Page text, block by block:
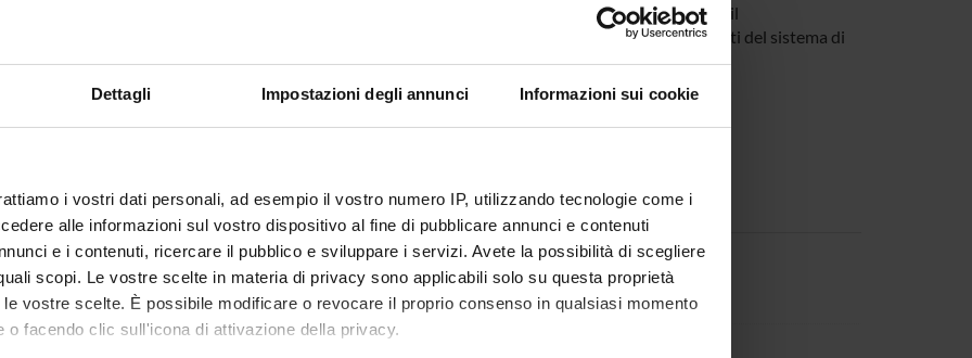
Dettagli Impostazioni degli annunci Informazioni sui cookie
i vostri dati personali, ad esempio il vostro numero IP, utilizzando tecnologie come i
alle informazioni sul vostro dispositivo al fine di pubblicare annunci e contenuti
e i contenuti, ricercare il pubblico e sviluppare i servizi. Avete la possibilità di scegliere
scopi. Le vostre scelte in materia di privacy sono applicabili solo su questa proprietà
vostre scelte. È possibile modificare o revocare il proprio consenso in qualsiasi momento
o facendo clic sull'icona di attivazione della privacy.
finalizzati al miglioramento del corso di studio, verificando costantemente il
raggiungimento degli obiettivi prefissati. La Commissione è uno dei soggetti del sistema di
Assicurazione della Qualitàdi Ateneo.
Sedute e Verbali
Antonucci Componente
Astegno Componente
Vincenzo Corbo Componente